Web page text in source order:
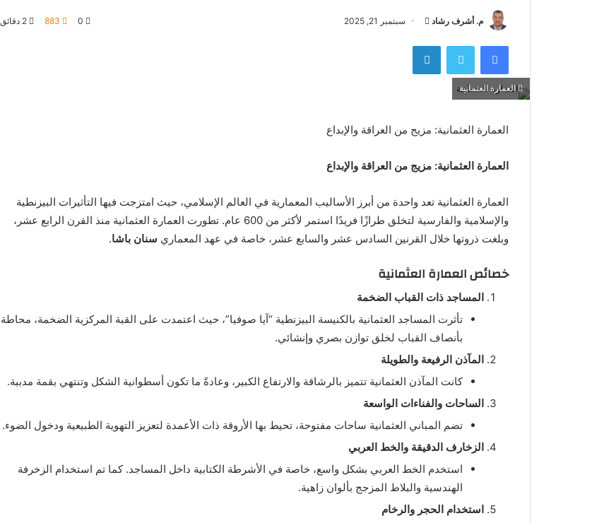
م. أشرف رشاد
أرسل
إلكترونيا
سبتمبر 21, 2025 0
883
فيسبوك تويتر لينكدإن
العمارة العثمانية
العمارة العثمانية: مزيج من العراقة والإبداع
العمارة العثمانية: مزيج من العراقة والإبداع
العمارة العثمانية تعد واحدة من أبرز الأساليب المعمارية في العالم الإسلامي، حيث امتزجت فيها التأثيرات البيزنطية
والإسلامية والفارسية لتخلق طرازًا فريدًا استمر لأكثر من 600 عام. تطورت العمارة العثمانية منذ القرن الرابع عشر،
وبلغت ذروتها خلال القرنين السادس عشر والسابع عشر، خاصة في عهد المعماري سنان باشا.
خصائص العمارة العثمانية
المساجد ذات القباب الضخمة
تأثرت المساجد العثمانية بالكنيسة البيزنطية “آيا صوفيا”، حيث اعتمدت على القبة المركزية الضخمة، محاطة
بأنصاف القباب لخلق توازن بصري وإنشائي.
المآذن الرفيعة والطويلة
كانت المآذن العثمانية تتميز بالرشاقة والارتفاع الكبير، وعادةً ما تكون أسطوانية الشكل وتنتهي بقمة مدببة.
الساحات والفناءات الواسعة
تضم المباني العثمانية ساحات مفتوحة، تحيط بها الأروقة ذات الأعمدة لتعزيز التهوية الطبيعية ودخول الضوء.
الزخارف الدقيقة والخط العربي
استخدم الخط العربي بشكل واسع، خاصة في الأشرطة الكتابية داخل المساجد. كما تم استخدام الزخرفة
الهندسية والبلاط المزجج بألوان زاهية.
استخدام الحجر والرخام